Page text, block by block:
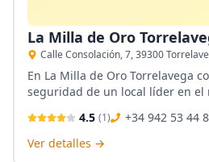
La Milla de Oro
Calle Consolación, 7, 39300
En La Milla de Oro Torrelavega
seguridad de un local líder en el
tasación directa más beneficiosa
Reciben todo tipo de oro.
4.5 (1)
+34 942 53 44
Ver detalles →